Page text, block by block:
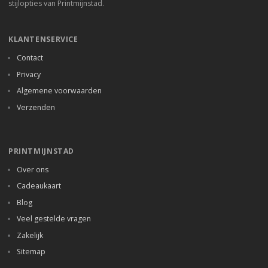
stijlopties van Printmijnstad.
KLANTENSERVICE
Contact
Privacy
Algemene voorwaarden
Verzenden
PRINTMIJNSTAD
Over ons
Cadeaukaart
Blog
Veel gestelde vragen
Zakelijk
Sitemap